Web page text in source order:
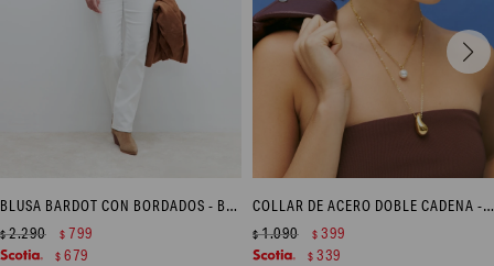
BLUSA BARDOT CON BORDADOS - BLANCO
$2.290 $ 799
$ 679
COLLAR DE ACERO DOBLE CADENA - DORADO
$1.090 $ 399
$ 339